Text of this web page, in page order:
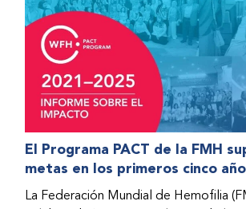
asistencia proporcionada por la
de Hemofilia (FMH) y su Programa de
Humanitaria salvo su vida.
El Programa PACT de la FMH
metas en los primeros cinco
La Federación Mundial de Hemofilia